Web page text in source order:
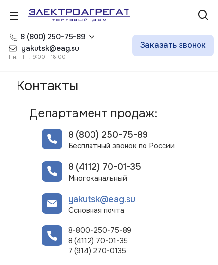
8 (800) 250-75-89
yakutsk@eag.su
Пн. - Пт. 9:00 - 18:00
Заказать звонок
Контакты
Департамент продаж:
8 (800) 250-75-89
Бесплатный звонок по России
8 (4112) 70-01-35
Многоканальный
yakutsk@eag.su
Основная почта
8-800-250-75-89
8 (4112) 70-01-35
7 (914) 270-0135